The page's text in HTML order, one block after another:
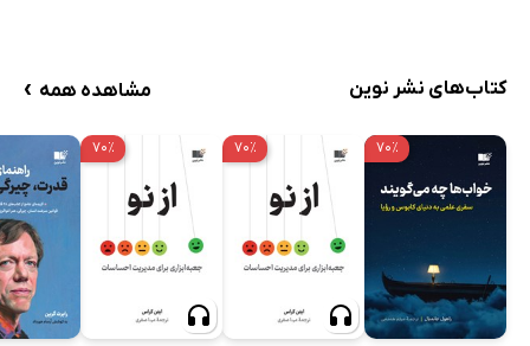
کتاب‌های نشر نوین مشاهده همه ›
۷۰٪ ۷۰٪ ۷۰٪